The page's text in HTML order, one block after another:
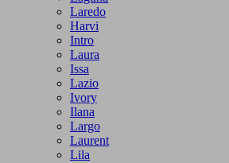
Laredo
Harvi
Intro
Laura
Issa
Lazio
Ivory
Ilana
Largo
Laurent
Lila